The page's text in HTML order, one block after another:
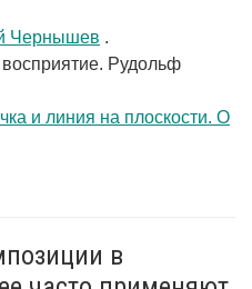
Чернышев .
восприятие. Рудольф
и линия на плоскости. О
в